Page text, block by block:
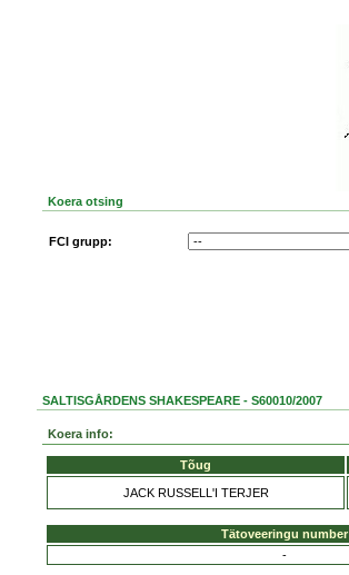
Koera otsing
FCI grupp:
SALTISGÅRDENS SHAKESPEARE - S60010/2007
Koera info:
Tõug
JACK RUSSELL'I TERJER
Tätoveeringu number
-